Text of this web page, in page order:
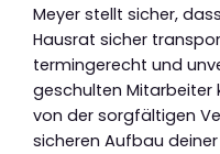
Meyer stellt sicher,
Hausrat sicher
termingerecht und
geschulten Mitarbeiter
von der sorgfältigen
sicheren Aufbau